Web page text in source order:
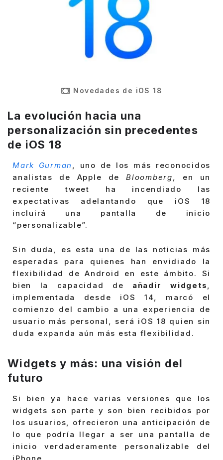
Novedades de iOS 18
La evolución hacia una
personalización sin precedentes
de iOS 18
Mark Gurman , uno de los más reconocidos
analistas de Apple deBloomberg, en un
reciente tweet ha incendiado las
expectativas adelantando que iOS 18
incluirá una pantalla de inicio
“personalizable”.
Sin duda, es esta una de las noticias más
esperadas para quienes han envidiado la
flexibilidad de Android en este ámbito. Si
bien la capacidad de añadir widgets,
implementada desde iOS 14, marcó el
comienzo del cambio a una experiencia de
usuario más personal, será iOS 18 quien sin
duda expanda aún más esta flexibilidad.
Widgets y más: una visión del
futuro
Si bien ya hace varias versiones que los
widgets son parte y son bien recibidos por
los usuarios, ofrecieron una anticipación de
lo que podría llegar a ser una pantalla de
inicio verdaderamente personalizable del